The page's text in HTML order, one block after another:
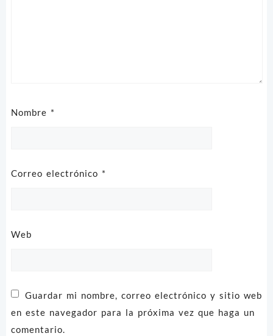
Nombre *
Correo electrónico *
Web
Guardar mi nombre, correo electrónico y sitio web
en este navegador para la próxima vez que haga un
comentario.